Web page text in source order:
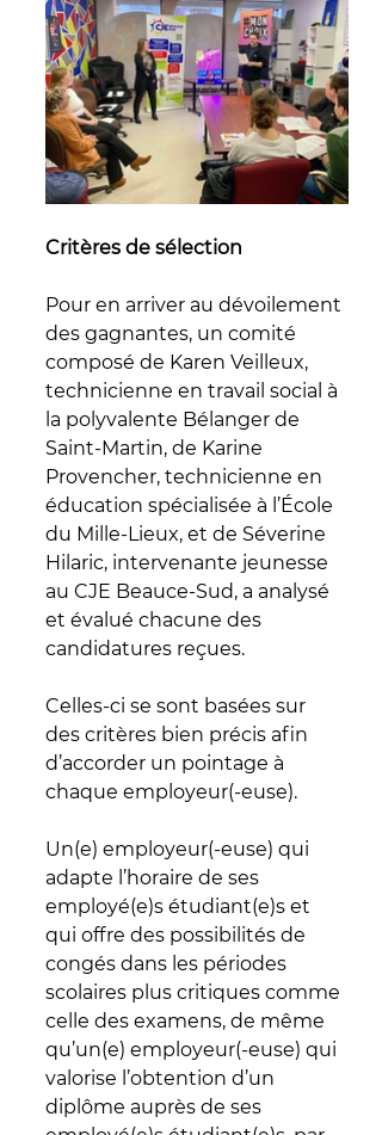
Critères de sélection
Pour en arriver au dévoilement
des gagnantes, un comité
composé de Karen Veilleux,
technicienne en travail social à
la polyvalente Bélanger de
Saint-Martin, de Karine
Provencher, technicienne en
éducation spécialisée à l’École
du Mille-Lieux, et de Séverine
Hilaric, intervenante jeunesse
au CJE Beauce-Sud, a analysé
et évalué chacune des
candidatures reçues.
Celles-ci se sont basées sur
des critères bien précis afin
d’accorder un pointage à
chaque employeur(-euse).
Un(e) employeur(-euse) qui
adapte l’horaire de ses
employé(e)s étudiant(e)s et
qui offre des possibilités de
congés dans les périodes
scolaires plus critiques comme
celle des examens, de même
qu’un(e) employeur(-euse) qui
valorise l’obtention d’un
diplôme auprès de ses